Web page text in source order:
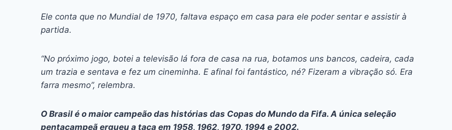
Ele conta que no Mundial de 1970, faltava espaço em casa para ele poder sentar e assistir à
partida.
“No próximo jogo, botei a televisão lá fora de casa na rua, botamos uns bancos, cadeira, cada
um trazia e sentava e fez um cineminha. E afinal foi fantástico, né? Fizeram a vibração só. Era
farra mesmo”, relembra.
O Brasil é o maior campeão das histórias das Copas do Mundo da Fifa. A única seleção
pentacampeã ergueu a taça em 1958, 1962, 1970, 1994 e 2002.